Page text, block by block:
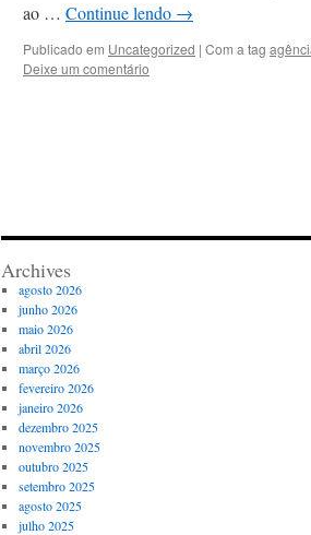
ao … Continue lendo →
Publicado em Uncategorized | Com a tag
Deixe um comentário
Archives
agosto 2026
junho 2026
maio 2026
abril 2026
março 2026
fevereiro 2026
janeiro 2026
dezembro 2025
novembro 2025
outubro 2025
setembro 2025
agosto 2025
julho 2025